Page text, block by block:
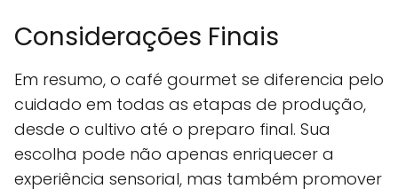
Considerações Finais
Em resumo, o café gourmet se diferencia pelo
cuidado em todas as etapas de produção,
desde o cultivo até o preparo final. Sua
escolha pode não apenas enriquecer a
experiência sensorial, mas também promover